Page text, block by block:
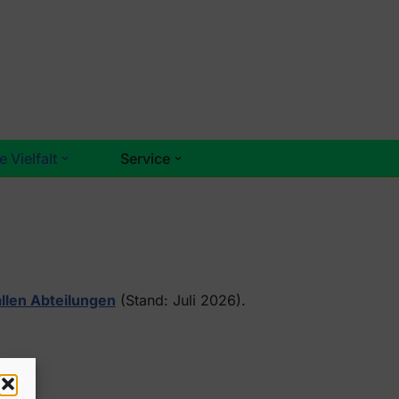
Vielfalt Service
Abteilungen (Stand: Juli 2026).